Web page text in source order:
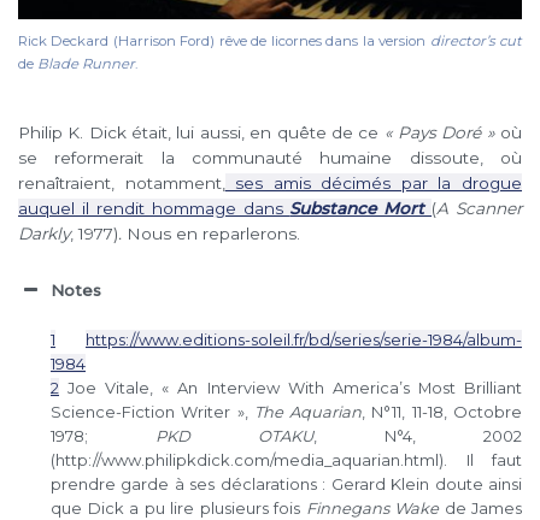
Rick Deckard (Harrison Ford) rêve de licornes dans la version director’s cut
de Blade Runner.
Philip K. Dick était, lui aussi, en quête de ce « Pays Doré » où
se reformerait la communauté humaine dissoute, où
renaîtraient, notamment,
ses amis décimés par la drogue
auquel il rendit hommage dans Substance Mort (A Scanner
Darkly, 1977). Nous en reparlerons.
Notes
1
https://www.editions-soleil.fr/bd/series/serie-1984/album-
1984
2 Joe Vitale, « An Interview With America’s Most Brilliant
Science-Fiction Writer », The Aquarian, N°11, 11-18, Octobre
1978; PKD OTAKU, N°4, 2002
(http://www.philipkdick.com/media_aquarian.html). Il faut
prendre garde à ses déclarations : Gerard Klein doute ainsi
que Dick a pu lire plusieurs fois Finnegans Wake de James